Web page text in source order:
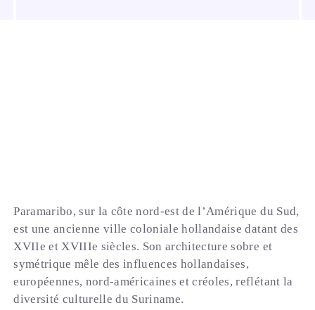
Paramaribo, sur la côte nord-est de l’Amérique du Sud,
est une ancienne ville coloniale hollandaise datant des
XVIIe et XVIIIe siècles. Son architecture sobre et
symétrique mêle des influences hollandaises,
européennes, nord-américaines et créoles, reflétant la
diversité culturelle du Suriname.